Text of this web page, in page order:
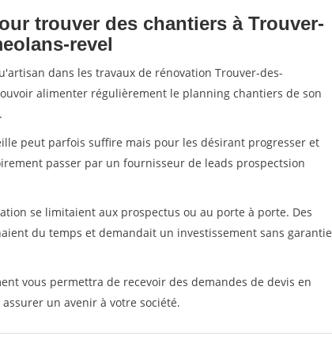
trouver des chantiers à Trouver-
revel
dans les travaux de rénovation Trouver-des-
alimenter régulièrement le planning chantiers de son
peut parfois suffire mais pour les désirant progresser et
passer par un fournisseur de leads prospectsion
se limitaient aux prospectus ou au porte à porte. Des
du temps et demandait un investissement sans garantie
vous permettra de recevoir des demandes de devis en
un avenir à votre société.